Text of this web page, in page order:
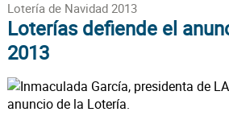
Lotería de Navidad 2013
Loterías defiende el
2013